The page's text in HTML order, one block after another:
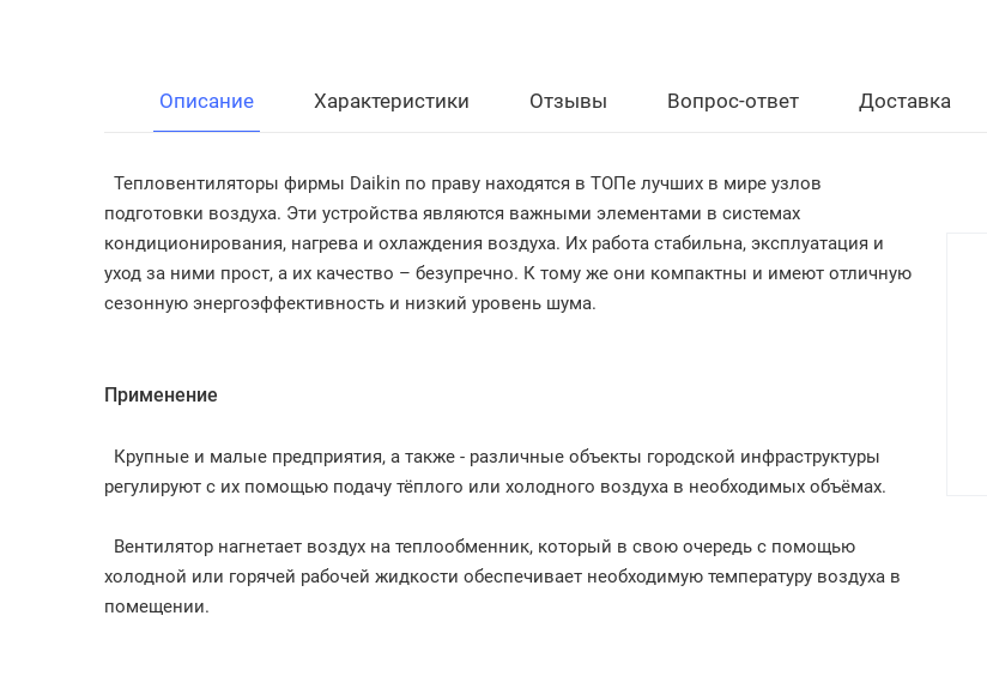
Описание Характеристики Отзывы Вопрос-ответ Доставка
Тепловентиляторы фирмы Daikin по праву находятся в ТОПе лучших в мире узлов
подготовки воздуха. Эти устройства являются важными элементами в системах
кондиционирования, нагрева и охлаждения воздуха. Их работа стабильна, эксплуатация и
уход за ними прост, а их качество – безупречно. К тому же они компактны и имеют отличную
сезонную энергоэффективность и низкий уровень шума.
Применение
Крупные и малые предприятия, а также - различные объекты городской инфраструктуры
регулируют с их помощью подачу тёплого или холодного воздуха в необходимых объёмах.
Вентилятор нагнетает воздух на теплообменник, который в свою очередь с помощью
холодной или горячей рабочей жидкости обеспечивает необходимую температуру воздуха в
помещении.